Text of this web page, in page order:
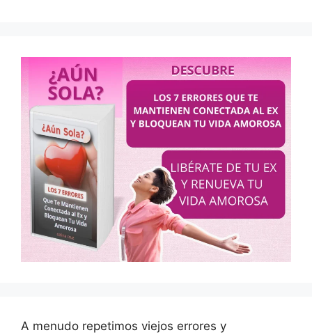
A menudo repetimos viejos errores y